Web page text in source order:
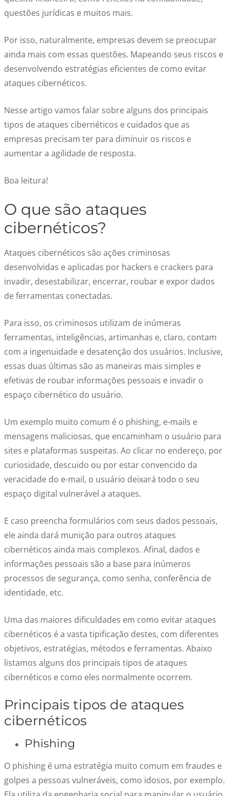
questões jurídicas e muitos mais.
Por isso, naturalmente, empresas devem se preocupar
ainda mais com essas questões. Mapeando seus riscos e
desenvolvendo estratégias eficientes de como evitar
ataques cibernéticos.
Nesse artigo vamos falar sobre alguns dos principais
tipos de ataques cibernéticos e cuidados que as
empresas precisam ter para diminuir os riscos e
aumentar a agilidade de resposta.
Boa leitura!
O que são ataques
cibernéticos?
Ataques cibernéticos são ações criminosas
desenvolvidas e aplicadas por hackers e crackers para
invadir, desestabilizar, encerrar, roubar e expor dados
de ferramentas conectadas.
Para isso, os criminosos utilizam de inúmeras
ferramentas, inteligências, artimanhas e, claro, contam
com a ingenuidade e desatenção dos usuários. Inclusive,
essas duas últimas são as maneiras mais simples e
efetivas de roubar informações pessoais e invadir o
espaço cibernético do usuário.
Um exemplo muito comum é o phishing, e-mails e
mensagens maliciosas, que encaminham o usuário para
sites e plataformas suspeitas. Ao clicar no endereço, por
curiosidade, descuido ou por estar convencido da
veracidade do e-mail, o usuário deixará todo o seu
espaço digital vulnerável a ataques.
E caso preencha formulários com seus dados pessoais,
ele ainda dará munição para outros ataques
cibernéticos ainda mais complexos. Afinal, dados e
informações pessoais são a base para inúmeros
processos de segurança, como senha, conferência de
identidade, etc.
Uma das maiores dificuldades em como evitar ataques
cibernéticos é a vasta tipificação destes, com diferentes
objetivos, estratégias, métodos e ferramentas. Abaixo
listamos alguns dos principais tipos de ataques
cibernéticos e como eles normalmente ocorrem.
Principais tipos de ataques
cibernéticos
Phishing
O phishing é uma estratégia muito comum em fraudes e
golpes a pessoas vulneráveis, como idosos, por exemplo.